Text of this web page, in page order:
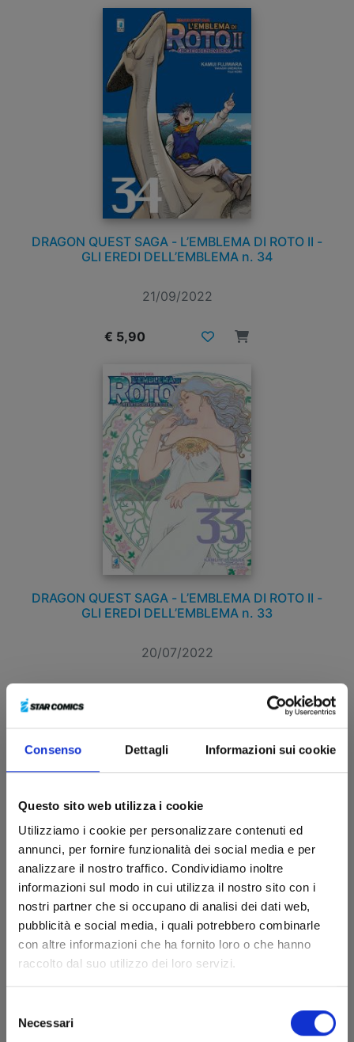
Consenso Dettagli Informazioni sui cookie
Questo sito web utilizza i cookie
Utilizziamo i cookie per personalizzare contenuti ed
annunci, per fornire funzionalità dei social media e per
analizzare il nostro traffico. Condividiamo inoltre
informazioni sul modo in cui utilizza il nostro sito con i
nostri partner che si occupano di analisi dei dati web,
pubblicità e social media, i quali potrebbero combinarle
con altre informazioni che ha fornito loro o che hanno
raccolto dal suo utilizzo dei loro servizi.
delNecessari
DRAGON QUEST SAGA - L’EMBLEMA DI ROTO II -
GLI EREDI DELL’EMBLEMA n. 34
21/09/2022
€ 5,90
DRAGON QUEST SAGA - L’EMBLEMA DI ROTO II -
GLI EREDI DELL’EMBLEMA n. 33
20/07/2022
GLI EREDI DELL’EMBLEMA n. 32